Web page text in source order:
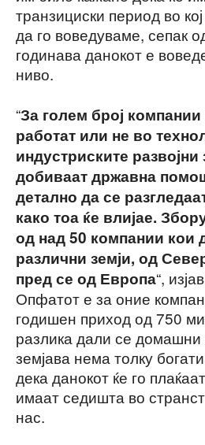
транзициски период во
да го воведуваме, сепак
годинава данокот е
ниво.
“За голем број
работат или не во
индустриските
добиваат државна
детално да се
како тоа ќе влијае.
од над 50 компании кои
различни земји, од
пред се од Европа“,
Опфатот е за оние
годишен приход од 750
разлика дали се домашни
земјава нема толку
дека данокот ќе го
имаат седишта во
нас.